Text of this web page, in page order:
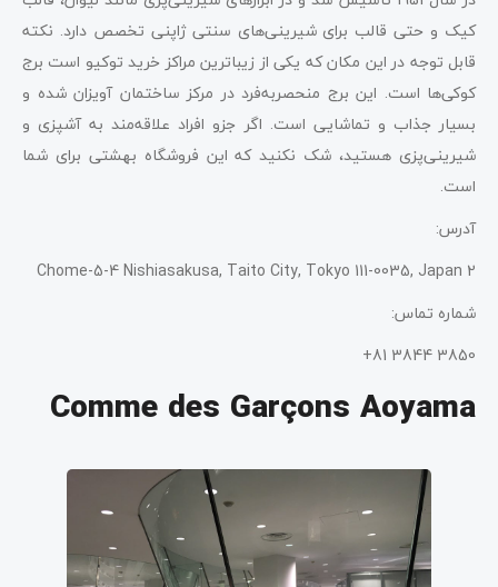
کیک و حتی قالب برای شیرینی‌های سنتی ژاپنی تخصص دارد. نکته
قابل توجه در این مکان که یکی از زیباترین مراکز خرید توکیو است برج
کوکی‌ها است. این برج منحصربه‌فرد در مرکز ساختمان آویزان شده و
بسیار جذاب و تماشایی است. اگر جزو افراد علاقه‌مند به آشپزی و
شیرینی‌پزی هستید، شک نکنید که این فروشگاه بهشتی برای شما
است.
آدرس:
2 Chome-5-4 Nishiasakusa, Taito City, Tokyo 111-0035, Japan
شماره تماس:
3850 3844 81+
Comme des Garçons Aoyama